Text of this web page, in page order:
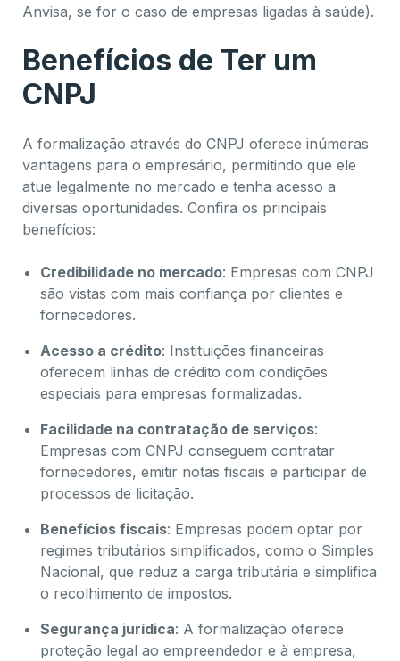
Anvisa, se for o caso de empresas ligadas à saúde).
Benefícios de Ter um
CNPJ
A formalização através do CNPJ oferece inúmeras
vantagens para o empresário, permitindo que ele
atue legalmente no mercado e tenha acesso a
diversas oportunidades. Confira os principais
benefícios:
Credibilidade no mercado: Empresas com CNPJ
são vistas com mais confiança por clientes e
fornecedores.
Acesso a crédito: Instituições financeiras
oferecem linhas de crédito com condições
especiais para empresas formalizadas.
Facilidade na contratação de serviços:
Empresas com CNPJ conseguem contratar
fornecedores, emitir notas fiscais e participar de
processos de licitação.
Benefícios fiscais: Empresas podem optar por
regimes tributários simplificados, como o Simples
Nacional, que reduz a carga tributária e simplifica
o recolhimento de impostos.
Segurança jurídica: A formalização oferece
proteção legal ao empreendedor e à empresa,